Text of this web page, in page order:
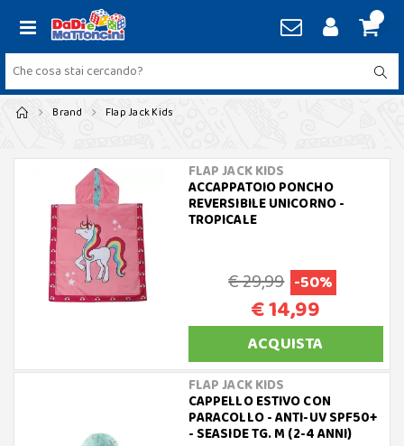
Brand Flap Jack Kids
FLAP JACK KIDS
ACCAPPATOIO PONCHO
REVERSIBILE UNICORNO -
TROPICALE
€ 29,99 -50%
€ 14,99
ACQUISTA
FLAP JACK KIDS
CAPPELLO ESTIVO CON
PARACOLLO - ANTI-UV SPF50+
- SEASIDE TG. M (2-4 ANNI)